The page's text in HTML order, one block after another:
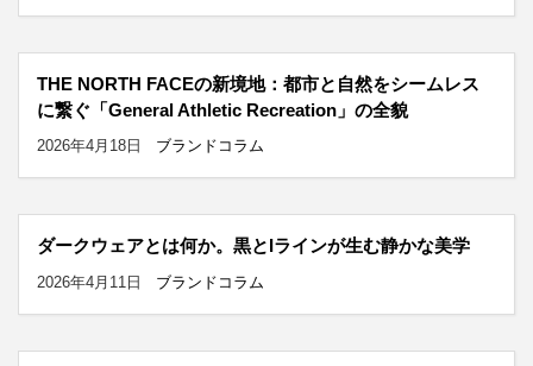
THE NORTH FACEの新境地：都市と自然をシームレス
に繋ぐ「General Athletic Recreation」の全貌
2026年4月18日 ブランドコラム
ダークウェアとは何か。黒とIラインが生む静かな美学
2026年4月11日 ブランドコラム